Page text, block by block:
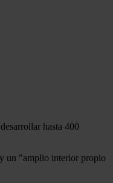
hasta 400
un "amplio interior propio